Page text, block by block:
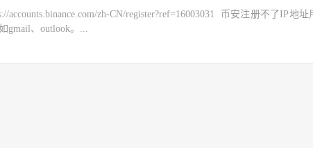
zh-CN/register?ref=16003031 币安注册不了IP地址
gmail、outlook。...